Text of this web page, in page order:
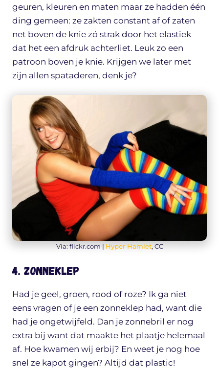
geuren, kleuren en maten maar ze hadden één
ding gemeen: ze zakten constant af of zaten
net boven de knie zó strak door het elastiek
dat het een afdruk achterliet. Leuk zo een
patroon boven je knie. Krijgen we later met
zijn allen spataderen, denk je?
Via: flickr.com | Hyper Hamlet, CC
4. Zonneklep
Had je geel, groen, rood of roze? Ik ga niet
eens vragen of je een zonneklep had, want die
had je ongetwijfeld. Dan je zonnebril er nog
extra bij want dat maakte het plaatje helemaal
af. Hoe kwamen wij erbij? En weet je nog hoe
snel ze kapot gingen? Altijd dat plastic!